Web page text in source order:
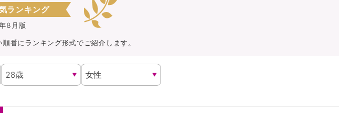
持病がある方向け
がん保険
火災保険
8月版
ランキング
順番にランキング形式でご紹介します。